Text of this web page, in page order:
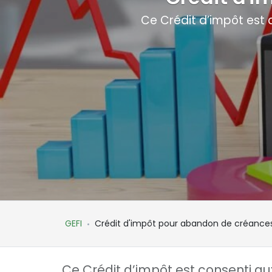
Ce Crédit d’impôt est
GEFI Crédit d'impôt pour abandon de